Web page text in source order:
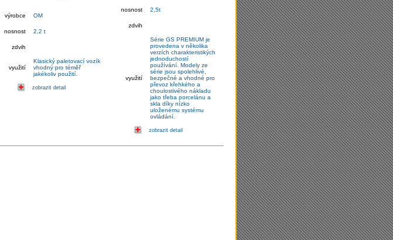
výrobce OM
nosnost 2,2 t
zdvih
využití
Klasický paletovací vozík
vhodný pro téměř
jakékoliv použití.
zobrazit detail
nosnost 2,5t
zdvih
využití
Série GS PREMIUM je
provedena v několika
verzích charakteristikých
jednoduchostí
používání. Modely ze
série jsou spolehlivé,
bezpečné a vhodné pro
převoz křehkého a
choulostivého nákladu
jako třeba porcelánu a
skla díky nízko
uloženému systému
ovládání.
zobrazit detail